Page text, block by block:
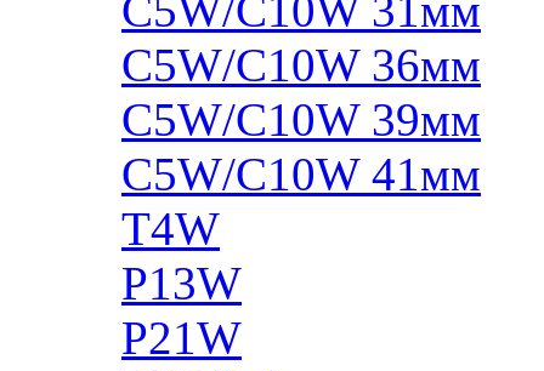
C5W/C10W 36мм
C5W/C10W 39мм
C5W/C10W 41мм
T4W
P13W
P21W